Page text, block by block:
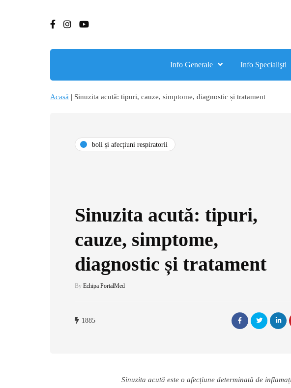
Info Generale Info Specialişti
Acasă | Sinuzita acută: tipuri, cauze, simptome, diagnostic și tratament
boli și afecțiuni respiratorii
Sinuzita acută: tipuri,
cauze, simptome,
diagnostic și tratament
By Echipa PortalMed
1885
Sinuzita acută este o afecțiune determinată de